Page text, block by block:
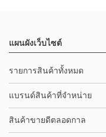
แผนผังเว็บไซต์
รายการสินค้าทั้งหมด
แบรนด์สินค้าที่จำหน่าย
สินค้าขายดีตลอดกาล